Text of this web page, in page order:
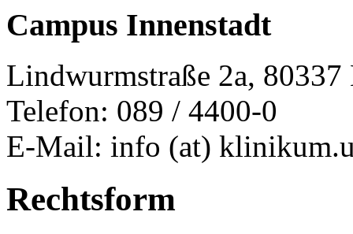
Campus Innenstadt
Lindwurmstraße 2a, 80337
Telefon: 089 / 4400-0
E-Mail: info (at)
Rechtsform